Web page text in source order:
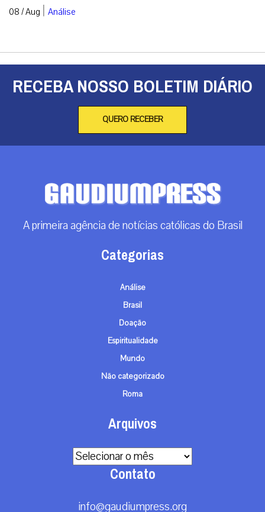
08 / Aug | Análise
RECEBA NOSSO BOLETIM DIÁRIO
QUERO RECEBER
A primeira agência de notícias católicas do Brasil
Categorias
Análise
Brasil
Doação
Espiritualidade
Mundo
Não categorizado
Roma
Arquivos
Arquivos
Contato
info@gaudiumpress.org